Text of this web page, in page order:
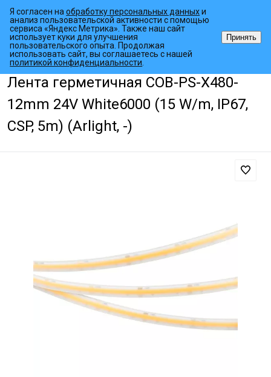
Главная страница • Каталог товаров • Светодиодные ленты
Лента герметичная COB-PS-X480-
12mm 24V White6000 (15 W/m, IP67,
CSP, 5m) (Arlight, -)
Я согласен наобработку персональных данныхи
анализ пользовательской активности с помощью
сервиса «Яндекс Метрика». Также наш сайт
использует куки для улучшения
пользовательского опыта. Продолжая
использовать сайт, вы соглашаетесь с нашей
политикой конфиденциальности
Принять